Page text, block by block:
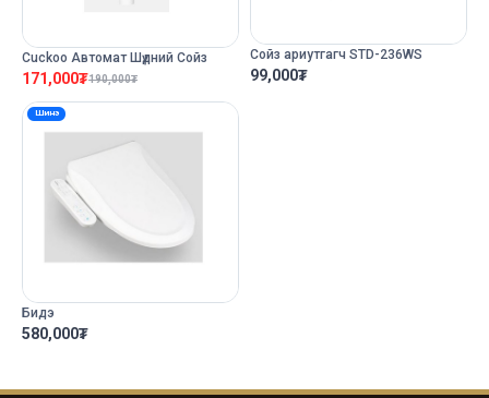
Cuckoo Автомат Шүдний Сойз
171,000₮190,000₮
Сойз ариутгагч STD-236WS
99,000₮
Шинэ
Бидэ
580,000₮